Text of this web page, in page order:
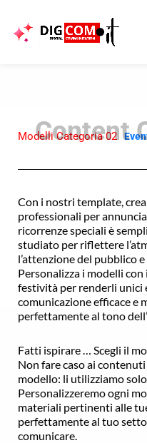
contenuto
Modelli Categoria 02
Con i nostri template,
professionali per
ricorrenze speciali è
studiato per riflettere
l’attenzione del pubblico
Personalizza i modelli
festività per renderli unici
comunicazione efficace e
perfettamente al tono
Fatti ispirare … Scegli il
Non fare caso ai
modello: li utilizziamo
Personalizzeremo ogni
materiali pertinenti alle
perfettamente al tuo
comunicare.